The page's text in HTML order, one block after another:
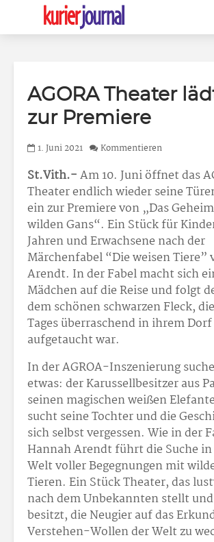
AGORA Theater
zur Premiere
1. Juni 2021 Kommentieren
St.Vith.-Am 10. Juni öffnet das
Theater endlich wieder seine
ein zur Premiere von „Das
wilden Gans“. Ein Stück für
Jahren und Erwachsene nach der
Märchenfabel “Die weisen Tiere”
Arendt. In der Fabel macht sich
Mädchen auf die Reise und folgt
dem schönen schwarzen Fleck,
Tages überraschend in ihrem Dorf
aufgetaucht war.
In der AGROA-Inszenierung
etwas: der Karussellbesitzer aus
seinen magischen weißen
sucht seine Tochter und die
sich selbst vergessen. Wie in der
Hannah Arendt führt die Suche
Welt voller Begegnungen mit
Tieren. Ein Stück Theater, das
nach dem Unbekannten stellt
besitzt, die Neugier auf das
Verstehen-Wollen der Welt zu